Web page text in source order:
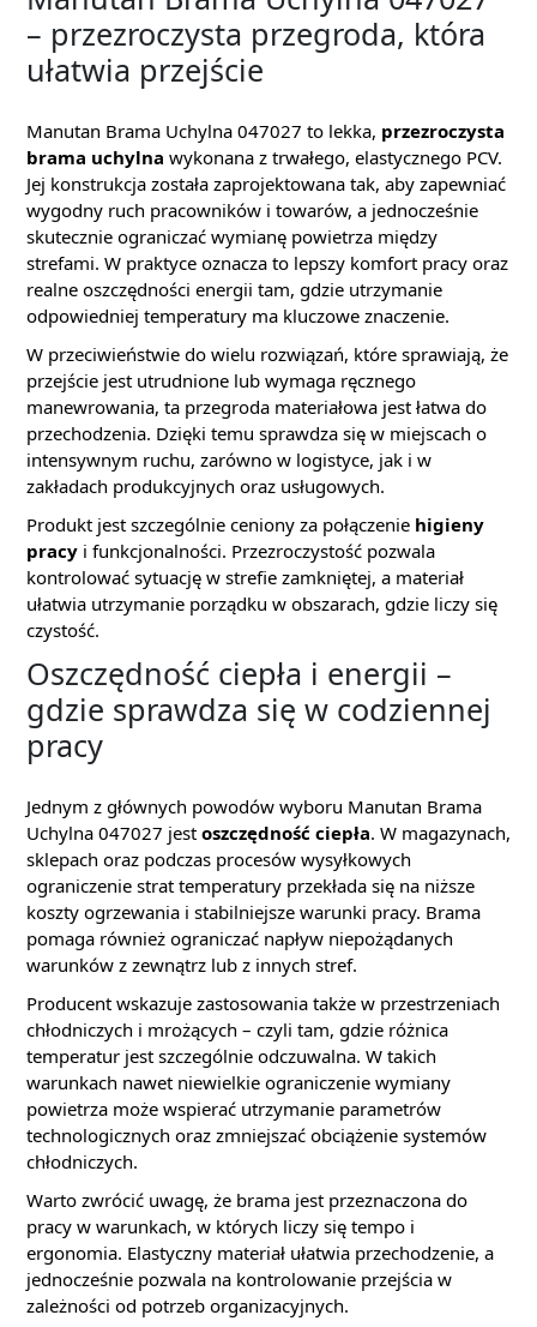
– przezroczysta przegroda, która
ułatwia przejście
Manutan Brama Uchylna 047027 to lekka, przezroczysta
brama uchylna wykonana z trwałego, elastycznego PCV.
Jej konstrukcja została zaprojektowana tak, aby zapewniać
wygodny ruch pracowników i towarów, a jednocześnie
skutecznie ograniczać wymianę powietrza między
strefami. W praktyce oznacza to lepszy komfort pracy oraz
realne oszczędności energii tam, gdzie utrzymanie
odpowiedniej temperatury ma kluczowe znaczenie.
W przeciwieństwie do wielu rozwiązań, które sprawiają, że
przejście jest utrudnione lub wymaga ręcznego
manewrowania, ta przegroda materiałowa jest łatwa do
przechodzenia. Dzięki temu sprawdza się w miejscach o
intensywnym ruchu, zarówno w logistyce, jak i w
zakładach produkcyjnych oraz usługowych.
Produkt jest szczególnie ceniony za połączenie higieny
pracy i funkcjonalności. Przezroczystość pozwala
kontrolować sytuację w strefie zamkniętej, a materiał
ułatwia utrzymanie porządku w obszarach, gdzie liczy się
czystość.
Oszczędność ciepła i energii –
gdzie sprawdza się w codziennej
pracy
Jednym z głównych powodów wyboru Manutan Brama
Uchylna 047027 jest oszczędność ciepła. W magazynach,
sklepach oraz podczas procesów wysyłkowych
ograniczenie strat temperatury przekłada się na niższe
koszty ogrzewania i stabilniejsze warunki pracy. Brama
pomaga również ograniczać napływ niepożądanych
warunków z zewnątrz lub z innych stref.
Producent wskazuje zastosowania także w przestrzeniach
chłodniczych i mrożących – czyli tam, gdzie różnica
temperatur jest szczególnie odczuwalna. W takich
warunkach nawet niewielkie ograniczenie wymiany
powietrza może wspierać utrzymanie parametrów
technologicznych oraz zmniejszać obciążenie systemów
chłodniczych.
Warto zwrócić uwagę, że brama jest przeznaczona do
pracy w warunkach, w których liczy się tempo i
ergonomia. Elastyczny materiał ułatwia przechodzenie, a
jednocześnie pozwala na kontrolowanie przejścia w
zależności od potrzeb organizacyjnych.